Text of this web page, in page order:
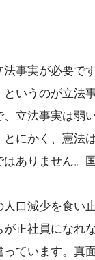
事実が必要で
いうのが立法
立法事実は弱
にかく、憲法
ありません。
口減少を食い
正社員になれ
ています。真